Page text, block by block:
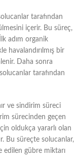
tarafından
içerir. Bu süreç,
adım organik
havalandırılmış bir
Daha sonra
tarafından
ve sindirim süreci
sürecinden geçen
oldukça yararlı olan
Bu süreçte solucanlar,
edilen gübre miktarı